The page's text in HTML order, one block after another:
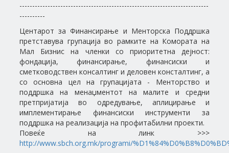
--------------------------------------------------------------------------
----------
Центарот за Финансирање и Менторска Поддршка
претставува групација во рамките на Комората на
Мал Бизнис на членки со приоритетна дејност:
фондација, финансирање, финансиски и
сметководствен консалтинг и деловен консталтинг, а
со основна цел на групацијата - Менторство и
поддршка на менаџментот на малите и средни
претпријатија во одредување, аплицирање и
имплементирање финансиски инструменти за
поддршка на реализација на профитабилни проекти.
Повеќе на линк >>>
http://www.sbch.org.mk/programi/